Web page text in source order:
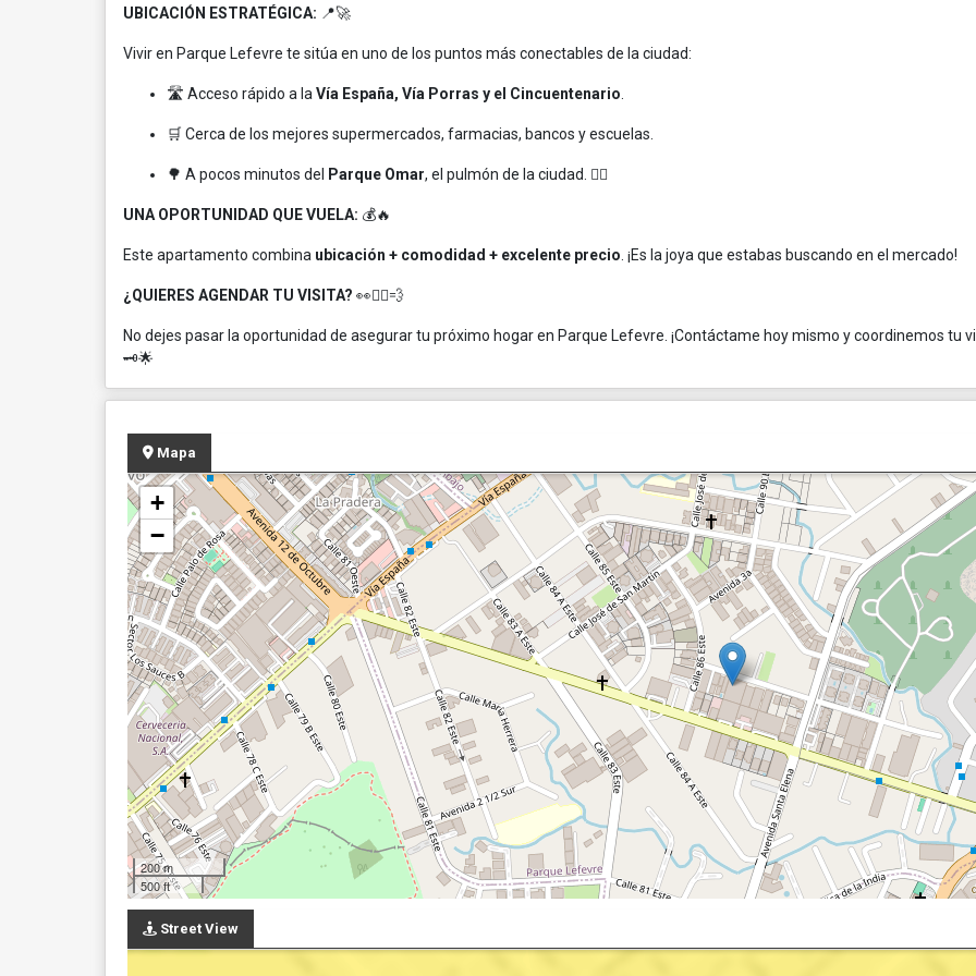
UBICACIÓN ESTRATÉGICA: 📍🚀
Vivir en Parque Lefevre te sitúa en uno de los puntos más conectables de la ciudad:
🛣️ Acceso rápido a la Vía España, Vía Porras y el Cincuentenario
🛒 Cerca de los mejores supermercados, farmacias, bancos y escuelas.
🌳 A pocos minutos del Parque Omar, el pulmón de la ciudad. 🏃‍♂️
UNA OPORTUNIDAD QUE VUELA: 💰🔥
Este apartamento combina ubicación + comodidad + excelente precio . ¡Es la joya que estabas buscando en el mercado!
¿QUIERES AGENDAR TU VISITA? 👀🏃‍♂️💨
No dejes pasar la oportunidad de asegurar tu próximo hogar en Parque Lefevre. ¡Contáctame hoy mismo y coordinemos tu
🗝️🌟
Mapa
+
−
200 m
500 ft
Street View